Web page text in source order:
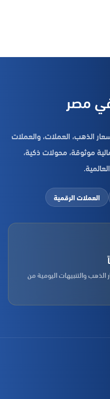
مصر
الذهب، العملات، والعملات
موثوقة، محولات ذكية،
العملات الرقمية
والتنبيهات اليومية من